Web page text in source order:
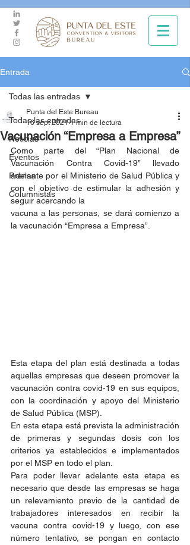
Entrada
Todas las entradas
Noticias
Eventos
Prensa
Columnistas
Todas las entradas
Vacunación “Empresa a Empresa”
Punta del Este Bureau
16 sept 2021 1 min de lectura
Como parte del “Plan Nacional de
Vacunación Contra Covid-19” llevado
adelante por el Ministerio de Salud Pública y
con el objetivo de estimular la adhesión y
seguir acercando la
vacuna a las personas, se dará comienzo a
la vacunación “Empresa a Empresa”.
Esta etapa del plan está destinada a todas
aquellas empresas que deseen promover la
vacunación contra covid-19 en sus equipos,
con la coordinación y apoyo del Ministerio
de Salud Pública (MSP).
En esta etapa está prevista la administración
de primeras y segundas dosis con los
criterios ya establecidos e implementados
por el MSP en todo el plan.
Para poder llevar adelante esta etapa es
necesario que desde las empresas se haga
un relevamiento previo de la cantidad de
trabajadores interesados en recibir la
vacuna contra covid-19 y luego, con ese
número tentativo, se pongan en contacto